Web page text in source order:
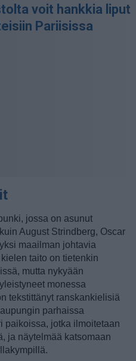
voit hankkia liput
Pariisissa
jossa on asunut
August Strindberg, Oscar
maailman johtavia
taito on tietenkin
mutta nykyään
monessa
tekstittänyt ranskankielisiä
parhaissa
paikoissa, jotka ilmoitetaan
ja näytelmää katsomaan